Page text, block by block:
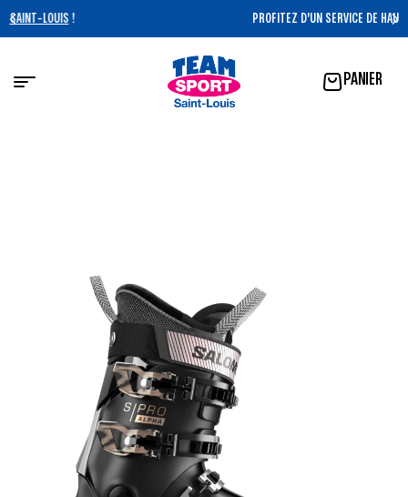
PROFITEZ D'UN SERVICE DE HAUTE QUALITÉ !
PANIER